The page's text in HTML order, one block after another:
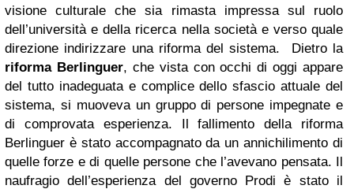
visione culturale che sia rimasta impressa sul ruolo
dell’università e della ricerca nella società e verso quale
direzione indirizzare una riforma del sistema. Dietro la
riforma Berlinguer, che vista con occhi di oggi appare
del tutto inadeguata e complice dello sfascio attuale del
sistema, si muoveva un gruppo di persone impegnate e
di comprovata esperienza. Il fallimento della riforma
Berlinguer è stato accompagnato da un annichilimento di
quelle forze e di quelle persone che l’avevano pensata. Il
naufragio dell’esperienza del governo Prodi è stato il